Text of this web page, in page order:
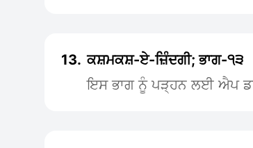
13. ਕਸ਼ਮਕਸ਼-ਏ-ਜ਼ਿੰਦਗੀ; ਭਾਗ-੧੩
ਇਸ ਭਾਗ ਨੂੰ ਪੜ੍ਹਨ ਲਈ ਐਪ